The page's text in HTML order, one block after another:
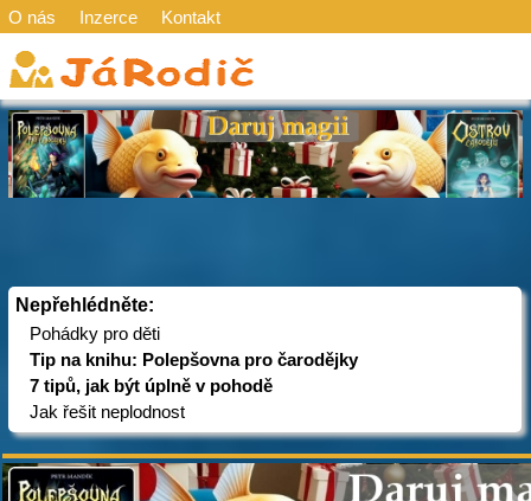
O nás Inzerce Kontakt
Nepřehlédněte:
Pohádky pro děti
Tip na knihu: Polepšovna pro čarodějky
7 tipů, jak být úplně v pohodě
Jak řešit neplodnost